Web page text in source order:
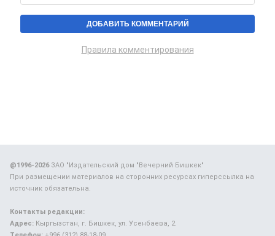
Правила комментирования
@1996-2026ЗАО "Издательский дом "Вечерний Бишкек"
При размещении материалов на сторонних ресурсах гиперссылка на
источник обязательна.
Контакты редакции:
Адрес: Кыргызстан, г. Бишкек, ул. Усенбаева, 2.